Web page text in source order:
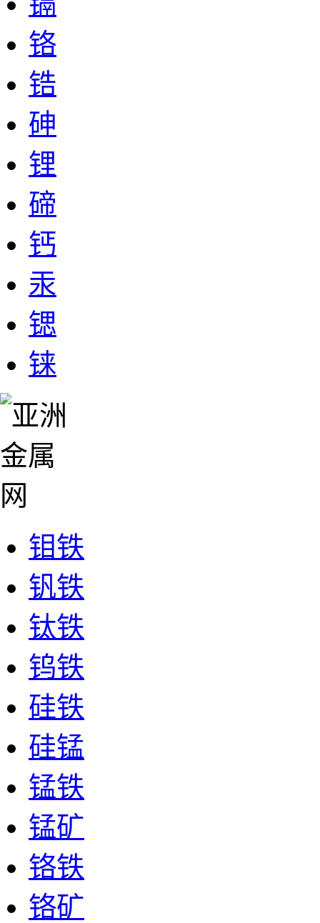
铬
锆
砷
锂
碲
钙
汞
锶
铼
钼铁
钒铁
钛铁
钨铁
硅铁
硅锰
锰铁
锰矿
铬铁
铬矿